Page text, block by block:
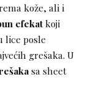
kože, ali i
efekatkoji
lice posle
grešaka. U
sa sheet